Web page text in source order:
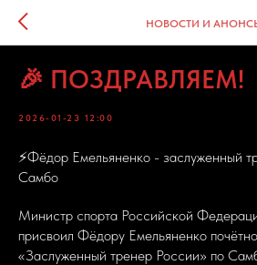
НОВОСТИ И
🎉 ПОЗДРАВЛЯЕМ!
2026-01-23 12:00
⚡️Фёдор Емельяненко - заслуженный
Самбо
Министр спорта Российской
присвоил Фёдору Емельяненко
«Заслуженный тренер России» по